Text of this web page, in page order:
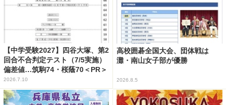
【中学受験2027】四谷大塚、第2
回合不合判定テスト（7/5実施）
偏差値…筑駒74・桜蔭70＜PR＞
2026.7.10
高校囲碁全国大会、団体戦は
灘・南山女子部が優勝
2026.8.5